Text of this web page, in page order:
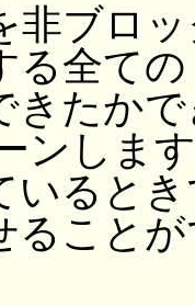
非ブロ
る全て
きたか
ンしま
いると
ること